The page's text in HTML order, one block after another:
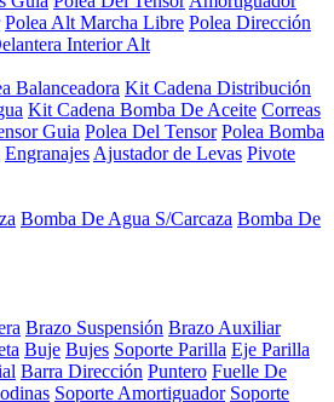
Polea Alt Marcha Libre Polea Dirección
Interior Alt
Balanceadora Kit Cadena Distribución
Kit Cadena Bomba De Aceite Correas
Guia Polea Del Tensor Polea Bomba
Engranajes Ajustador de Levas Pivote
Bomba De Agua S/Carcaza Bomba De
Brazo Suspensión Brazo Auxiliar
Buje Bujes Soporte Parilla Eje Parilla
Barra Dirección Puntero Fuelle De
Soporte Amortiguador Soporte